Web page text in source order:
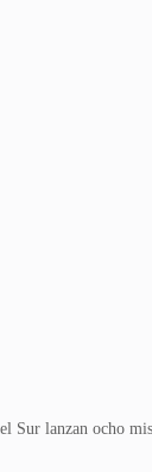
Sur lanzan ocho